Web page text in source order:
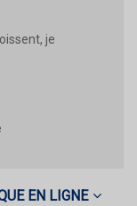
je
EN LIGNE